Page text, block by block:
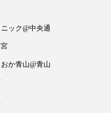
ック@中央通
か青山@青山